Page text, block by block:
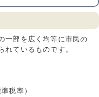
一部を広く均等に市民の
れているものです。
率）